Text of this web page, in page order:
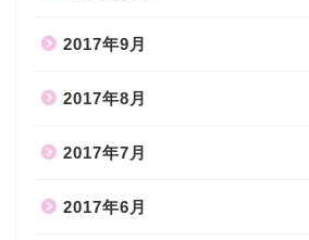
2017年9月
2017年8月
2017年7月
2017年6月